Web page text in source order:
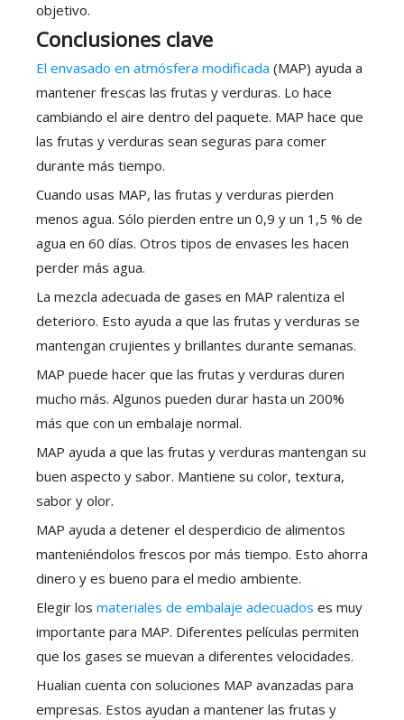
objetivo.
Conclusiones clave
El envasado en atmósfera modificada (MAP) ayuda a
mantener frescas las frutas y verduras. Lo hace
cambiando el aire dentro del paquete. MAP hace que
las frutas y verduras sean seguras para comer
durante más tiempo.
Cuando usas MAP, las frutas y verduras pierden
menos agua. Sólo pierden entre un 0,9 y un 1,5 % de
agua en 60 días. Otros tipos de envases les hacen
perder más agua.
La mezcla adecuada de gases en MAP ralentiza el
deterioro. Esto ayuda a que las frutas y verduras se
mantengan crujientes y brillantes durante semanas.
MAP puede hacer que las frutas y verduras duren
mucho más. Algunos pueden durar hasta un 200%
más que con un embalaje normal.
MAP ayuda a que las frutas y verduras mantengan su
buen aspecto y sabor. Mantiene su color, textura,
sabor y olor.
MAP ayuda a detener el desperdicio de alimentos
manteniéndolos frescos por más tiempo. Esto ahorra
dinero y es bueno para el medio ambiente.
Elegir los materiales de embalaje adecuados es muy
importante para MAP. Diferentes películas permiten
que los gases se muevan a diferentes velocidades.
Hualian cuenta con soluciones MAP avanzadas para
empresas. Estos ayudan a mantener las frutas y